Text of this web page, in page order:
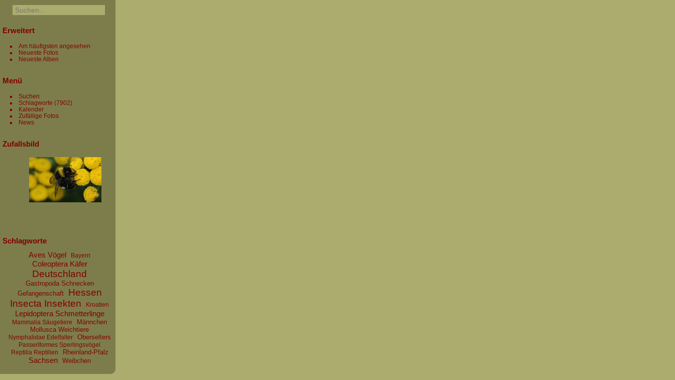
Erweitert
Am häufigsten angesehen
Neueste Fotos
Neueste Alben
Menü
Suchen
Schlagworte (7902)
Kalender
Zufällige Fotos
News
Zufallsbild
Schlagworte
Aves Vögel
Bayern
Coleoptera Käfer
Deutschland
Gastropoda Schnecken
Gefangenschaft
Hessen
Insecta Insekten
Kroatien
Lepidoptera Schmetterlinge
Mammalia Säugetiere
Männchen
Mollusca Weichtiere
Nymphalidae Edelfalter Oberselters
Passeriformes Sperlingsvögel
Reptilia Reptilien
Rheinland-Pfalz
Sachsen Weibchen